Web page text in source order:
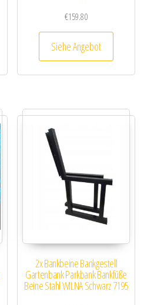
€159.80
Siehe Angebot
2x Bankbeine Bankgestell
Gartenbank Parkbank Bankfüße
Beine Stahl WILNA Schwarz 7195